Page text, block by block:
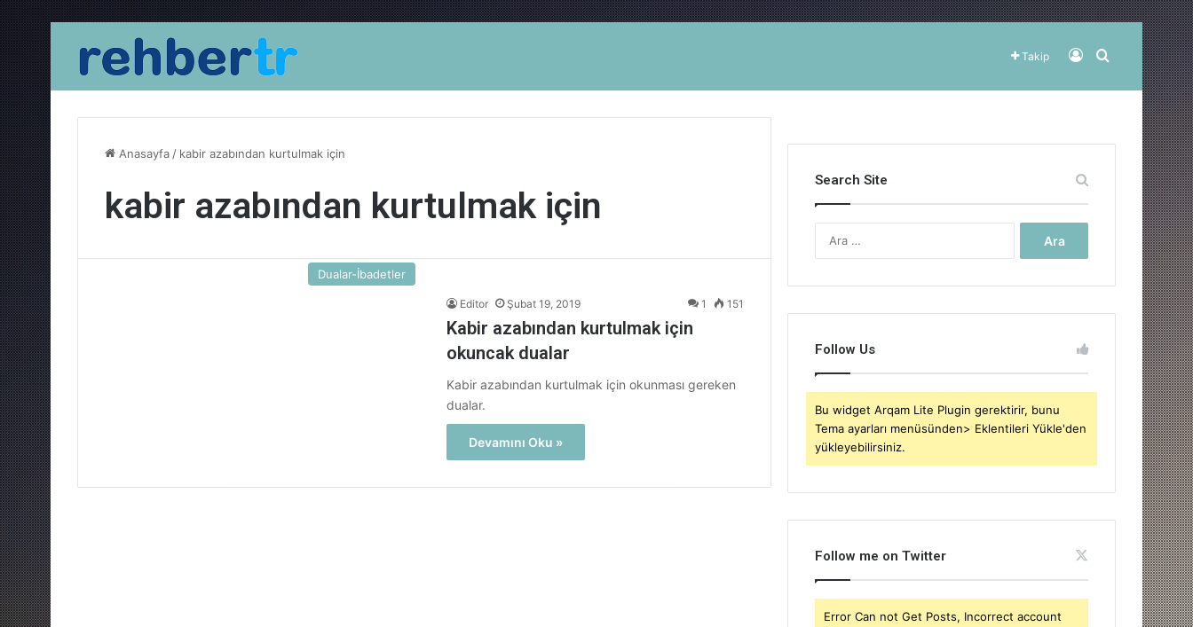
Takip Kayıt OlArama yap
Anasayfa / kabir azabından kurtulmak için
kabir azabından kurtulmak için
Dualar-İbadetler
Editor Şubat 19, 2019 1 151
Kabir azabından kurtulmak için
okuncak dualar
Kabir azabından kurtulmak için okunması gereken
dualar.
Devamını Oku »
Search Site
Follow Us
Bu widget Arqam Lite Plugin gerektirir, bunu
Tema ayarları menüsünden> Eklentileri Yükle'den
yükleyebilirsiniz.
Follow me on Twitter
Error Can not Get Posts, Incorrect account